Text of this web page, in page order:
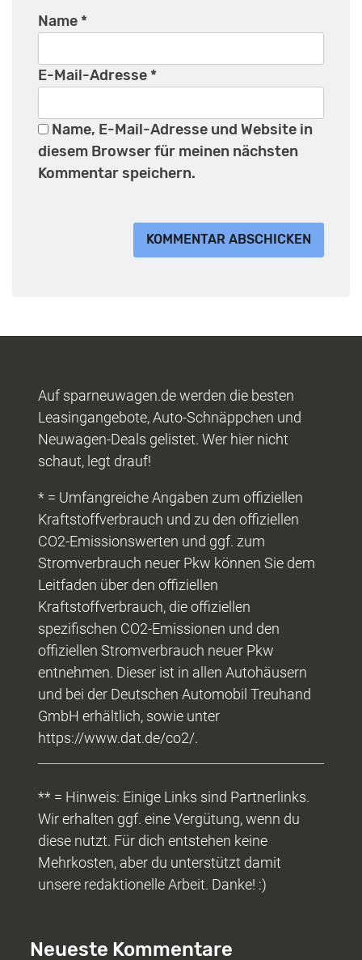
Name *
E-Mail-Adresse *
Name, E-Mail-Adresse und Website in
diesem Browser für meinen nächsten
Kommentar speichern.
Auf sparneuwagen.de werden die besten
Leasingangebote, Auto-Schnäppchen und
Neuwagen-Deals gelistet. Wer hier nicht
schaut, legt drauf!
* = Umfangreiche Angaben zum offiziellen
Kraftstoffverbrauch und zu den offiziellen
CO2-Emissionswerten und ggf. zum
Stromverbrauch neuer Pkw können Sie dem
Leitfaden über den offiziellen
Kraftstoffverbrauch, die offiziellen
spezifischen CO2-Emissionen und den
offiziellen Stromverbrauch neuer Pkw
entnehmen. Dieser ist in allen Autohäusern
und bei der Deutschen Automobil Treuhand
GmbH erhältlich, sowie unter
https://www.dat.de/co2/.
** = Hinweis: Einige Links sind Partnerlinks.
Wir erhalten ggf. eine Vergütung, wenn du
diese nutzt. Für dich entstehen keine
Mehrkosten, aber du unterstützt damit
unsere redaktionelle Arbeit. Danke! :)
Neueste Kommentare